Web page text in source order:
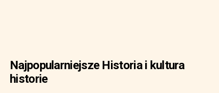
Najpopularniejsze Historia i kultura
historie